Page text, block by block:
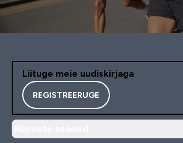
Liituge meie uudiskirjaga
REGISTREERUGE